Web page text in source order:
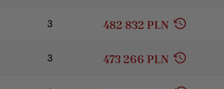
3 482 832 PLN
3 473 266 PLN